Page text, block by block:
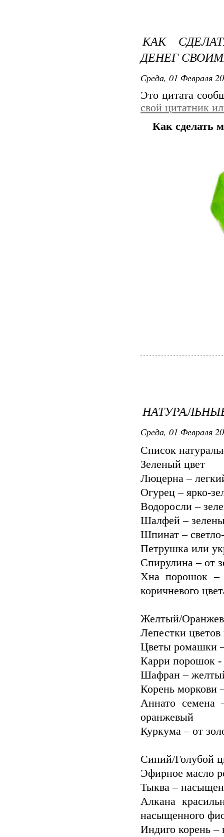
КАК
ДЕНЕГ
Среда, 01 Февраля
Это цитата
свой цитатник
Как сделать
Также
Для того
нужно
Теперь
Среда, 01 Февраля
Список
Зеленый цвет
Люцерна –
Огурец – ярко-
Водоросли –
Шалфей –
Шпинат –
Петрушка или
Спирулина – от
Хна порошок –
коричневого
Желтый/
Лепестки
Цветы ромашки
Карри порошок
Шафран –
Корень моркови
Аннато семена
оранжевый
Куркума – от
Синий/Голубой
Эфирное масло
Тыква –
Алкана
насыщенного
Индиго корень